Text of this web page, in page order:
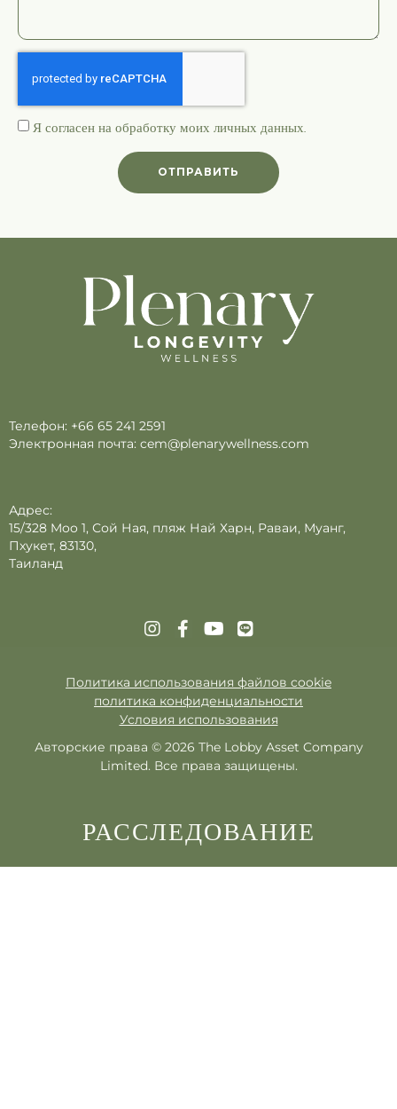
Я согласен на обработку моих личных данных.
ОТПРАВИТЬ
Телефон: +66 65 241 2591
Электронная почта: cem@plenarywellness.com
Адрес:
15/328 Moo 1, Сой Ная, пляж Най Харн, Раваи, Муанг,
Пхукет, 83130,
Таиланд
Политика использования файлов cookie
политика конфиденциальности
Условия использования
Авторские права © 2026 The Lobby Asset Company
Limited. Все права защищены.
РАССЛЕДОВАНИЕ